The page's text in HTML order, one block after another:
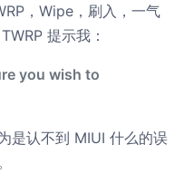
，Wipe，刷入，一气
提示我：
you wish to
是认不到 MIUI 什么的误